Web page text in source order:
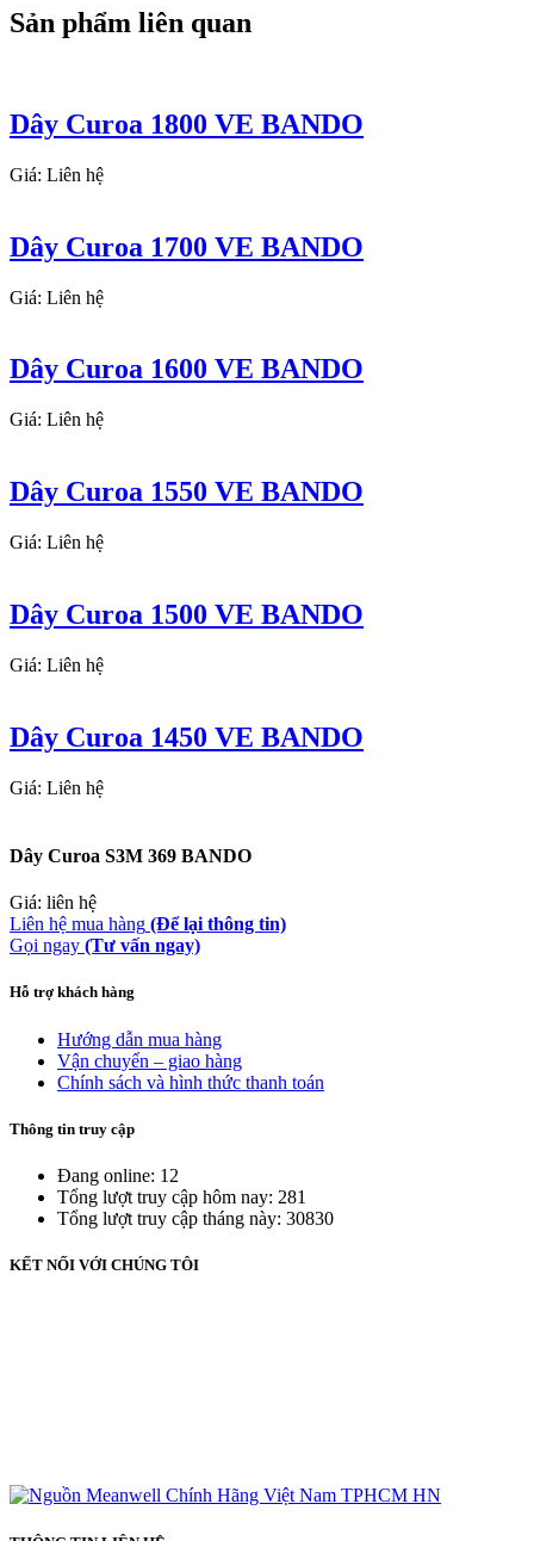
Sản phẩm liên quan
Dây Curoa 1800 VE BANDO
Giá: Liên hệ
Dây Curoa 1700 VE BANDO
Giá: Liên hệ
Dây Curoa 1600 VE BANDO
Giá: Liên hệ
Dây Curoa 1550 VE BANDO
Giá: Liên hệ
Dây Curoa 1500 VE BANDO
Giá: Liên hệ
Dây Curoa 1450 VE BANDO
Giá: Liên hệ
Dây Curoa S3M 369 BANDO
Giá: liên hệ
Liên hệ mua hàng (Để lại thông tin)
Gọi ngay (Tư vấn ngay)
Hỗ trợ khách hàng
Hướng dẫn mua hàng
Vận chuyển – giao hàng
Chính sách và hình thức thanh toán
Thông tin truy cập
Đang online: 12
Tổng lượt truy cập hôm nay: 281
Tổng lượt truy cập tháng này: 30830
KẾT NỐI VỚI CHÚNG TÔI